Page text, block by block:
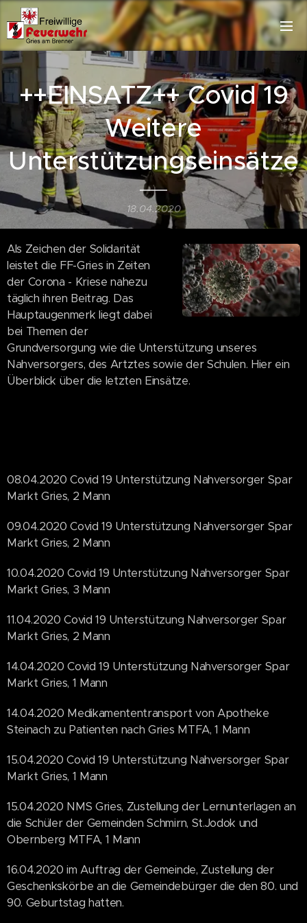
++EINSATZ++ Covid 19
Weitere
Unterstützungseinsätze
18.04.2020
Als Zeichen der Solidarität
leistet die FF-Gries in Zeiten
der Corona - Kriese nahezu
täglich ihren Beitrag. Das
Hauptaugenmerk liegt dabei
bei Themen der
Grundversorgung wie die Unterstützung unseres
Nahversorgers, des Artztes sowie der Schulen. Hier ein
Überblick über die letzten Einsätze.
08.04.2020 Covid 19 Unterstützung Nahversorger Spar
Markt Gries, 2 Mann
09.04.2020 Covid 19 Unterstützung Nahversorger Spar
Markt Gries, 2 Mann
10.04.2020 Covid 19 Unterstützung Nahversorger Spar
Markt Gries, 3 Mann
11.04.2020 Covid 19 Unterstützung Nahversorger Spar
Markt Gries, 2 Mann
14.04.2020 Covid 19 Unterstützung Nahversorger Spar
Markt Gries, 1 Mann
14.04.2020 Medikamententransport von Apotheke
Steinach zu Patienten nach Gries MTFA, 1 Mann
15.04.2020 Covid 19 Unterstützung Nahversorger Spar
Markt Gries, 1 Mann
15.04.2020 NMS Gries, Zustellung der Lernunterlagen an
die Schüler der Gemeinden Schmirn, St.Jodok und
Obernberg MTFA, 1 Mann
16.04.2020 im Auftrag der Gemeinde, Zustellung der
Geschenkskörbe an die Gemeindebürger die den 80. und
90. Geburtstag hatten.